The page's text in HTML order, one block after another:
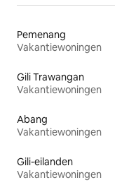
Pemenang
Vakantiewoningen
Gili Trawangan
Vakantiewoningen
Abang
Vakantiewoningen
Gili-eilanden
Vakantiewoningen